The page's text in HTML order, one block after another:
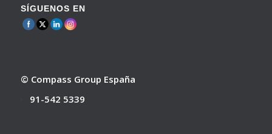
SÍGUENOS EN
© Compass Group España
91-542 5339